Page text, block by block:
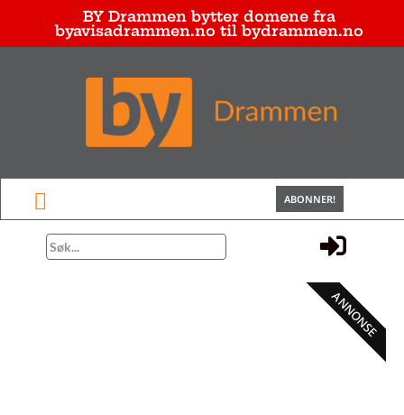
BY Drammen bytter domene fra
byavisadrammen.no til bydrammen.no
ABONNER!
ANNONSE